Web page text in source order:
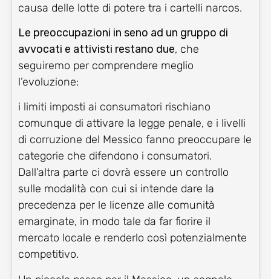
causa delle lotte di potere tra i cartelli narcos.
Le preoccupazioni in seno ad un gruppo di
avvocati e attivisti restano due, che
seguiremo per comprendere meglio
l’evoluzione:
i limiti imposti ai consumatori rischiano
comunque di attivare la legge penale, e i livelli
di corruzione del Messico fanno preoccupare le
categorie che difendono i consumatori.
Dall’altra parte ci dovrà essere un controllo
sulle modalità con cui si intende dare la
precedenza per le licenze alle comunità
emarginate, in modo tale da far fiorire il
mercato locale e renderlo così potenzialmente
competitivo.